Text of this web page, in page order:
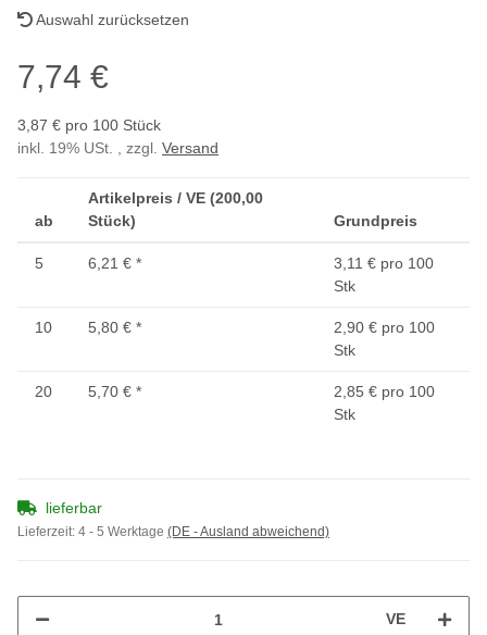
Auswahl zurücksetzen
7,74 €
3,87 € pro 100 Stück
inkl. 19% USt. , zzgl. Versand
ab
Artikelpreis / VE (200,00
Stück)
Grundpreis
5 6,21 € *
3,11 € pro 100
Stk
10 5,80 € *
2,90 € pro 100
Stk
20 5,70 € *
2,85 € pro 100
Stk
lieferbar
Lieferzeit: 4 - 5 Werktage (DE - Ausland abweichend)
VE